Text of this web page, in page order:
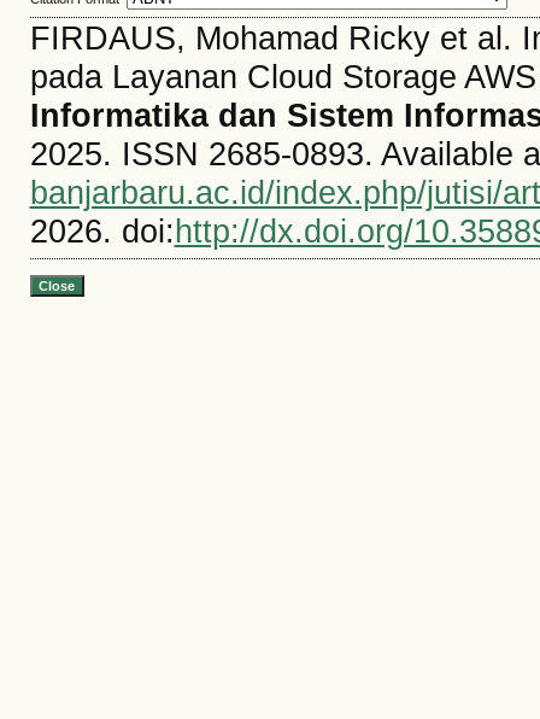
FIRDAUS, Mohamad Ricky et al.
pada Layanan Cloud Storage
Informatika dan Sistem
2025. ISSN 2685-0893. Available
banjarbaru.ac.id/index.php/jutisi/
2026. doi:http://dx.doi.org/